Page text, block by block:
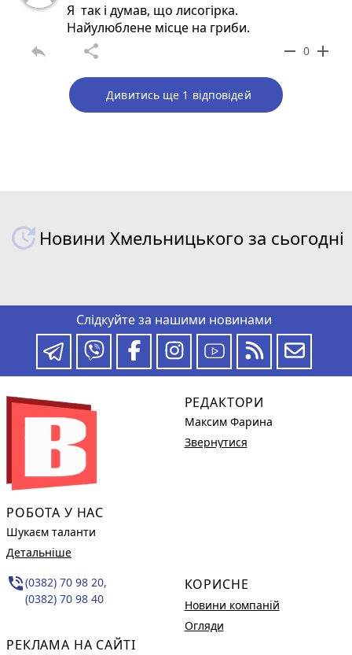
Я так і думав, що лисогірка.
Найулюблене місце на гриби.
reply share remove 0 add
Дивитись ще 1 відповідей
Новини Хмельницького за сьогодні
Слідкуйте за нашими новинами
РОБОТА У НАС
Шукаєм таланти
Детальніше
phone_in_talk(0382) 70 98 20,
(0382) 70 98 40
РЕКЛАМА НА САЙТІ
РЕДАКТОРИ
Максим Фарина
Звернутися
КОРИСНЕ
Новини компаній
Огляди